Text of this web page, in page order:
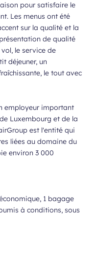
pour satisfaire le
Les menus ont été
sur la qualité et la
de qualité
le service de
déjeuner, un
le tout avec
employeur important
Luxembourg et de la
est l'entité qui
liées au domaine du
environ 3 000
1 bagage
à conditions, sous